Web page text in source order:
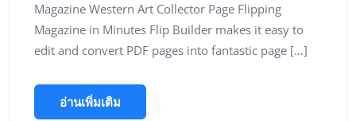
Magazine Western Art Collector Page Flipping
Magazine in Minutes Flip Builder makes it easy to
edit and convert PDF pages into fantastic page […]
อ่านเพิ่มเติม